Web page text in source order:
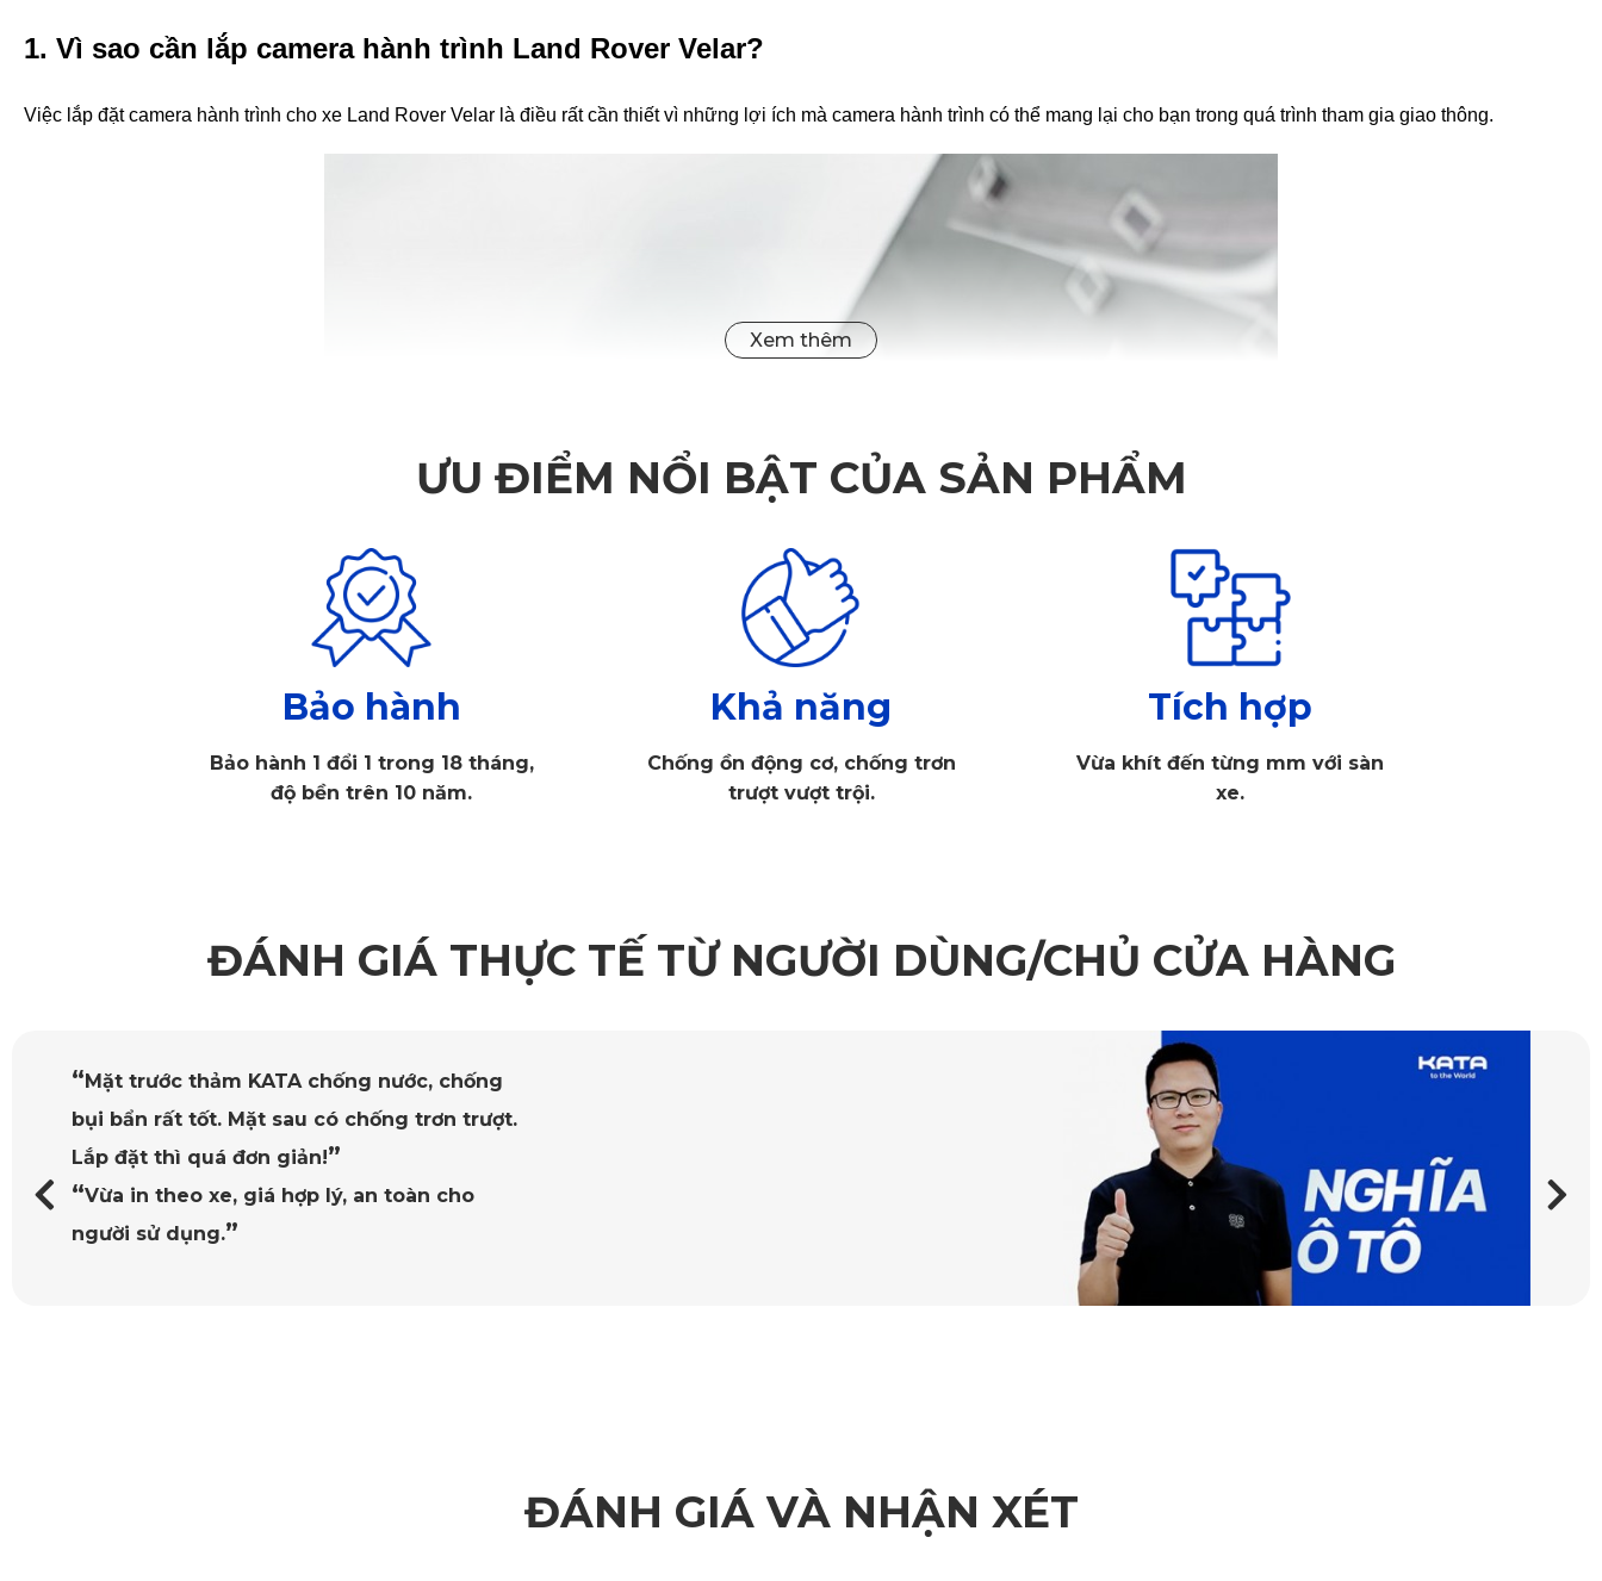
1. Vì sao cần lắp camera hành trình Land Rover Velar?
Việc lắp đặt camera hành trình cho xe Land Rover Velar là điều rất cần thiết vì những lợi ích mà camera hành trình có thể mang lại cho bạn trong quá trình tham gia giao thông.
Việc lắp đặt camera hành trình cho xe Land Rover Velar là điều rất cần thiết
Khi sở hữu camera hành trình, mọi quãng đường mà bạn di chuyển đều được lưu lại. Điều này là rất quan trọng vì nó có thể là minh chứng khi xảy ra tranh chấp hoặc va chạm giao
Ngoài ra, các sản phẩm của KATA còn có khả năng cảnh báo giới hạn tốc độ và vị trí lắp camera giao thông. Điều này giúp các tài xế điều chỉnh tốc độ cho phù hợp để không bị mắc lỗi,
2. Đặc điểm nổi bật của các loại camera hành trình Land Rover Velar của KATA
ƯU ĐIỂM NỔI BẬT CỦA SẢN PHẨM
Bảo hành
Bảo hành 1 đổi 1 trong 18 tháng,
độ bền trên 10 năm.
Khả năng
Chống ồn động cơ, chống trơn
trượt vượt trội.
Tích hợp
Vừa khít đến từng mm với sàn
xe.
ĐÁNH GIÁ THỰC TẾ TỪ NGƯỜI DÙNG/CHỦ CỬA HÀNG
“ Mặt trước thảm KATA chống nước, chống
bụi bẩn rất tốt. Mặt sau có chống trơn trượt.
Lắp đặt thì quá đơn giản!”
“Vừa in theo xe, giá hợp lý, an toàn cho
người sử dụng.”
ĐÁNH GIÁ VÀ NHẬN XÉT